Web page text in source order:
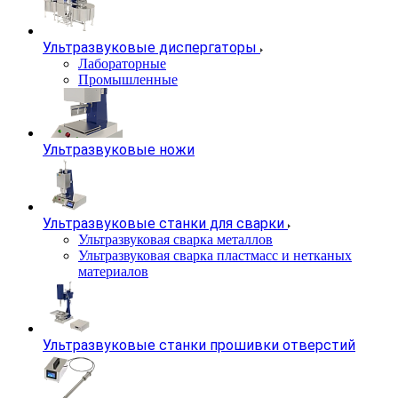
Ультразвуковые диспергаторы
Лабораторные
Промышленные
Ультразвуковые ножи
Ультразвуковые станки для сварки
Ультразвуковая сварка металлов
Ультразвуковая сварка пластмасс и нетканых
материалов
Ультразвуковые станки прошивки отверстий